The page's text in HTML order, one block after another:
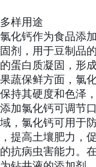
样用途
化钙作为食品添
剂，用于豆制品
蛋白质凝固，形
蔬保鲜方面，氯
持其硬度和色泽
加氯化钙可调节
，氯化钙可用于
提高土壤肥力，
抗病虫害能力。